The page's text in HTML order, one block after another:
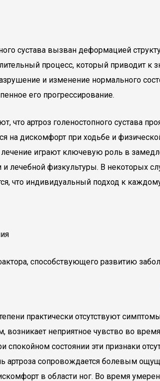
сустава вызван деформацией
процесс, который приводит
и изменение нормального
его прогрессирование.
что артроз голеностопного сустава
на дискомфорт при ходьбе и
играют ключевую роль в
и лечебной физкультуры. В некоторых
что индивидуальный подход к
способствующего развитию
практически отсутствуют
возникает неприятное чувство во
спокойном состоянии эти признаки
артроза сопровождается болевым
в области ног. Во время